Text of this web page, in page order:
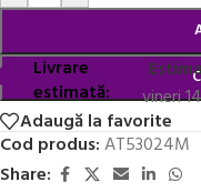
Livrare
estimată:
vineri
Adaugă la favorite
Cod produs:AT53024M
Share: